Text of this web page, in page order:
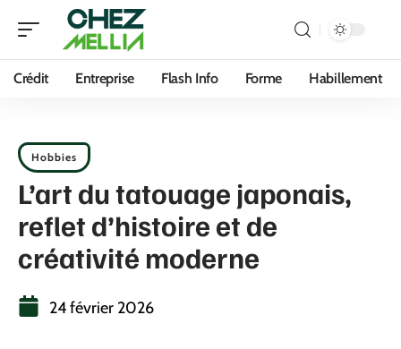
Crédit Entreprise Flash Info Forme Habillement
Hobbies
L’art du tatouage japonais,
reflet d’histoire et de
créativité moderne
24 février 2026